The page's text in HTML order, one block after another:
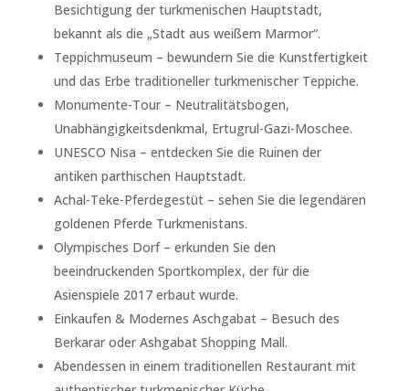
Besichtigung der turkmenischen Hauptstadt,
bekannt als die „Stadt aus weißem Marmor“.
Teppichmuseum – bewundern Sie die Kunstfertigkeit
und das Erbe traditioneller turkmenischer Teppiche.
Monumente-Tour – Neutralitätsbogen,
Unabhängigkeitsdenkmal, Ertugrul-Gazi-Moschee.
UNESCO Nisa – entdecken Sie die Ruinen der
antiken parthischen Hauptstadt.
Achal-Teke-Pferdegestüt – sehen Sie die legendären
goldenen Pferde Turkmenistans.
Olympisches Dorf – erkunden Sie den
beeindruckenden Sportkomplex, der für die
Asienspiele 2017 erbaut wurde.
Einkaufen & Modernes Aschgabat – Besuch des
Berkarar oder Ashgabat Shopping Mall.
Abendessen in einem traditionellen Restaurant mit